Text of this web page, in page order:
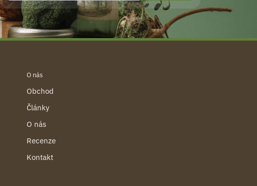
O nás
Obchod
Články
O nás
Recenze
Kontakt